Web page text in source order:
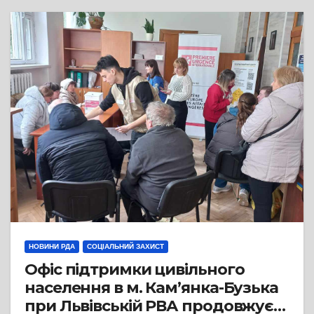
НОВИНИ РДА СОЦІАЛЬНИЙ ЗАХИСТ
Офіс підтримки цивільного
населення в м. Кам’янка-Бузька
при Львівській РВА продовжує